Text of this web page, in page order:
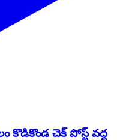
కొడికొండ చెక్ పోస్ట్ వద్ద